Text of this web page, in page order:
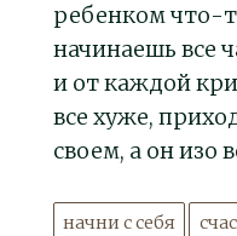
ребенком что-
начинаешь все
и от каждой
все хуже,
своем, а он изо
начни с себя